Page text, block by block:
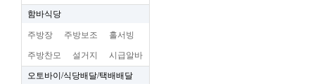
함바식당
주방장 주방보조 홀서빙
주방찬모 설거지 시급알바
오토바이/식당배달/택배배달